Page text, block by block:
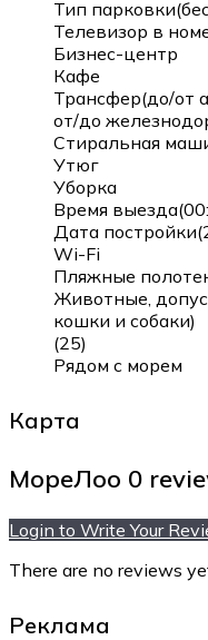
Тип
Телевизор в
Бизнес-центр
Кафе
Трансфер(до/от
от/до
Стиральная
Утюг
Уборка
Время
Дата
Wi-Fi
Пляжные
Животные,
кошки и собаки)
(25)
Рядом с морем
Карта
МореЛоо 0
Login to Write Your
There are no reviews
Реклама